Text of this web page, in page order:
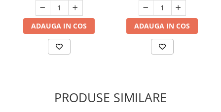
ADAUGA IN COS ADAUGA IN COS
PRODUSE SIMILARE